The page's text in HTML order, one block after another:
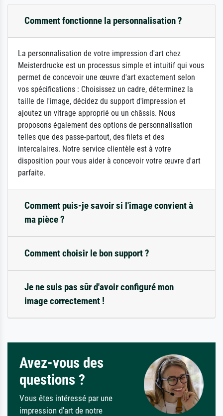
Comment fonctionne la personnalisation ?
La personnalisation de votre impression d'art chez
Meisterdrucke est un processus simple et intuitif qui vous
permet de concevoir une œuvre d'art exactement selon
vos spécifications : Choisissez un cadre, déterminez la
taille de l'image, décidez du support d'impression et
ajoutez un vitrage approprié ou un châssis. Nous
proposons également des options de personnalisation
telles que des passe-partout, des filets et des
intercalaires. Notre service clientèle est à votre
disposition pour vous aider à concevoir votre œuvre d'art
parfaite.
Comment puis-je savoir si l'image convient à
ma pièce ?
Comment choisir le bon support ?
Je ne suis pas sûr d'avoir configuré mon
image correctement !
Avez-vous des
questions ?
Vous êtes intéressé par une
impression d'art de notre